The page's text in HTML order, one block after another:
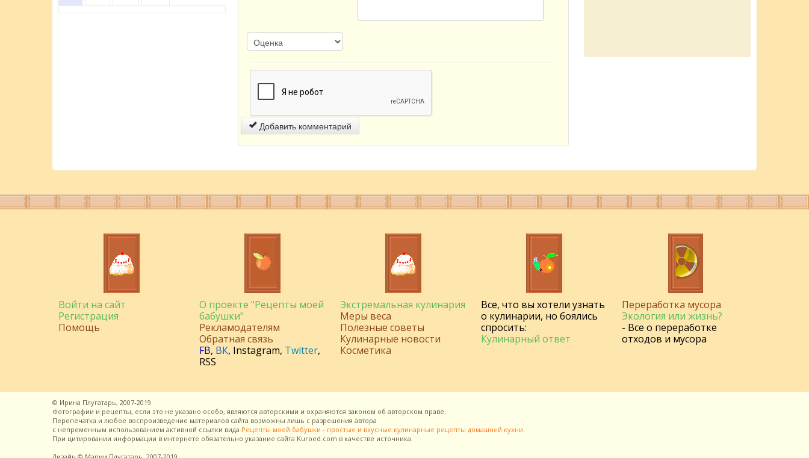
Добавить комментарий
Войти на сайт
Регистрация
Помощь
О проекте "Рецепты моей
бабушки"
Рекламодателям
Обратная связь
FB, ВК, Instagram, Twitter,
RSS
Экстремальная кулинария
Меры веса
Полезные советы
Кулинарные новости
Косметика
Все, что вы хотели узнать
о кулинарии, но боялись
спросить:
Кулинарный ответ
Переработка мусора
Экология или жизнь?
- Все о переработке
отходов и мусора
© Ирина Плугатарь, 2007-2019.
Фотографии и рецепты, если это не указано особо, являются авторскими и охраняются законом об авторском праве.
Перепечатка и любое воспроизведение материалов сайта возможны лишь с разрешения автора
с непременным использованием активной ссылки вида Рецепты моей бабушки - простые и вкусные кулинарные рецепты домашней кухни.
При цитировании информации в интернете обязательно указание сайта Kuroed.com в качестве источника.